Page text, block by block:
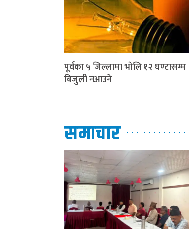
पूर्वका ५ जिल्लामा भाेलि १२ घण्टासम्म
बिजुली नआउने
समाचार